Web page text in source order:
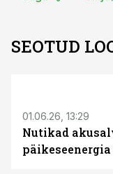
SEOTUD
01.06.26, 13:29
Nutikad